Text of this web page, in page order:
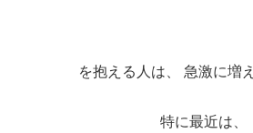
を抱える人は、 急激に増
特に最近は、